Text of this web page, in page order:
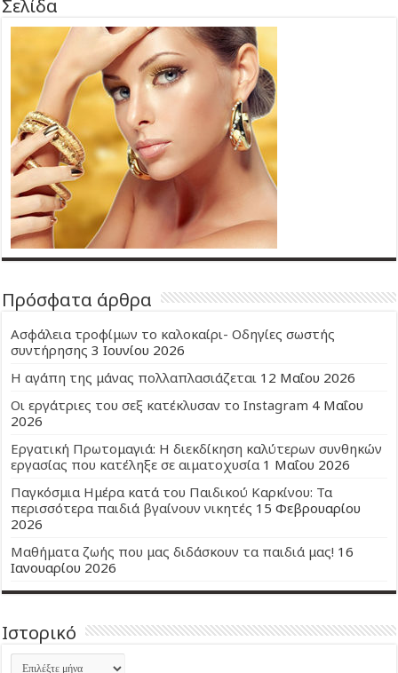
Σελίδα
Πρόσφατα άρθρα
Ασφάλεια τροφίμων το καλοκαίρι- Οδηγίες σωστής
συντήρησης 3 Ιουνίου 2026
Η αγάπη της μάνας πολλαπλασιάζεται 12 Μαΐου 2026
Οι εργάτριες του σεξ κατέκλυσαν το Instagram 4 Μαΐου
2026
Εργατική Πρωτομαγιά: Η διεκδίκηση καλύτερων συνθηκών
εργασίας που κατέληξε σε αιματοχυσία 1 Μαΐου 2026
Παγκόσμια Ημέρα κατά του Παιδικού Καρκίνου: Τα
περισσότερα παιδιά βγαίνουν νικητές 15 Φεβρουαρίου
2026
Μαθήματα ζωής που μας διδάσκουν τα παιδιά μας! 16
Ιανουαρίου 2026
Ιστορικό
Ιστορικό